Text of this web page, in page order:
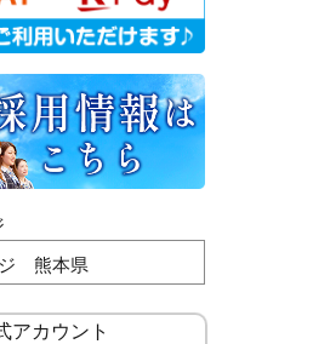
ジ 熊本県
アカウント